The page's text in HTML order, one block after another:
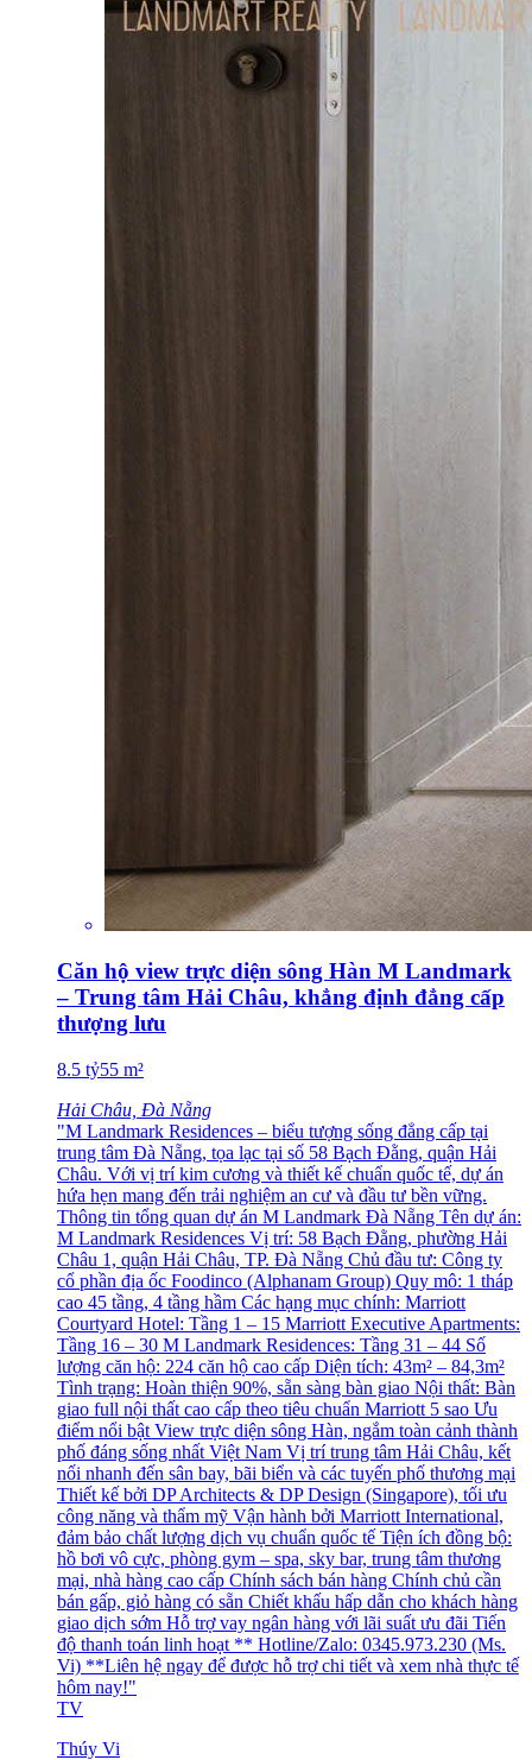
Căn hộ view trực diện sông Hàn M Landmark
– Trung tâm Hải Châu, khẳng định đẳng cấp
thượng lưu
8.5 tỷ55 m²
Hải Châu, Đà Nẵng
"M Landmark Residences – biểu tượng sống đẳng cấp tại
trung tâm Đà Nẵng, tọa lạc tại số 58 Bạch Đằng, quận Hải
Châu. Với vị trí kim cương và thiết kế chuẩn quốc tế, dự án
hứa hẹn mang đến trải nghiệm an cư và đầu tư bền vững.
Thông tin tổng quan dự án M Landmark Đà Nẵng Tên dự án:
M Landmark Residences Vị trí: 58 Bạch Đằng, phường Hải
Châu 1, quận Hải Châu, TP. Đà Nẵng Chủ đầu tư: Công ty
cổ phần địa ốc Foodinco (Alphanam Group) Quy mô: 1 tháp
cao 45 tầng, 4 tầng hầm Các hạng mục chính: Marriott
Courtyard Hotel: Tầng 1 – 15 Marriott Executive Apartments:
Tầng 16 – 30 M Landmark Residences: Tầng 31 – 44 Số
lượng căn hộ: 224 căn hộ cao cấp Diện tích: 43m² – 84,3m²
Tình trạng: Hoàn thiện 90%, sẵn sàng bàn giao Nội thất: Bàn
giao full nội thất cao cấp theo tiêu chuẩn Marriott 5 sao Ưu
điểm nổi bật View trực diện sông Hàn, ngắm toàn cảnh thành
phố đáng sống nhất Việt Nam Vị trí trung tâm Hải Châu, kết
nối nhanh đến sân bay, bãi biển và các tuyến phố thương mại
Thiết kế bởi DP Architects & DP Design (Singapore), tối ưu
công năng và thẩm mỹ Vận hành bởi Marriott International,
đảm bảo chất lượng dịch vụ chuẩn quốc tế Tiện ích đồng bộ:
hồ bơi vô cực, phòng gym – spa, sky bar, trung tâm thương
mại, nhà hàng cao cấp Chính sách bán hàng Chính chủ cần
bán gấp, giỏ hàng có sẵn Chiết khấu hấp dẫn cho khách hàng
giao dịch sớm Hỗ trợ vay ngân hàng với lãi suất ưu đãi Tiến
độ thanh toán linh hoạt ** Hotline/Zalo: 0345.973.230 (Ms.
Vi) **Liên hệ ngay để được hỗ trợ chi tiết và xem nhà thực tế
hôm nay!"
TV
Thúy Vi